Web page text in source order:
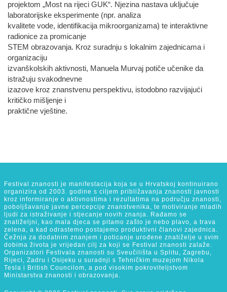
projektom „Most na rijeci GUK“. Njezina nastava uključuje
laboratorijske eksperimente (npr. analiza
kvalitete vode, identifikacija mikroorganizama) te interaktivne
radionice za promicanje
STEM obrazovanja. Kroz suradnju s lokalnim zajednicama i
organizaciju
izvanškolskih aktivnosti, Manuela Murvaj potiče učenike da
istražuju svakodnevne
izazove kroz znanstvenu perspektivu, istodobno razvijajući
kritičko mišljenje i
praktične vještine.
Festival znanosti je manifestacija koja se u Hrvatskoj kontinuirano
organizira od 2003. godine s ciljem približavanja znanosti javnosti
kroz informiranje o aktivnostima i rezultatima na području znanosti,
poboljšavanje javne percepcije znanstvenika, te motiviranje mladih
ljudi za istraživanje i stjecanje novih znanja. Rađamo se
znatiželjni, kao mala djeca se pitamo zašto je nebo plavo, a trava
zelena, a kad odrastemo postajemo produktivni članovi zajednica.
Čežnja za dodatnim znanjem i poticanje urođene znatiželje u svim
dobima života je vrijedan cilj za koji se Festival znanosti zalaže.
Organizatori Festivala znanosti su Sveučilišta u Splitu, Zagrebu,
Rijeci, Zadru i Osijeku u suradnji s Tehničkim muzejom Nikola
Tesla i British Councilom, a pod visokim pokroviteljstvom
Ministarstva znanosti i obrazovanja.